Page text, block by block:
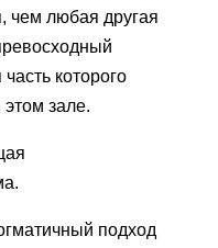
чем любая другая
которого
этом зале.
подход